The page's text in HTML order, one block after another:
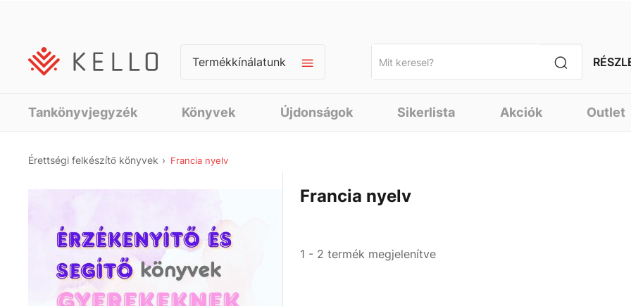
Termékkínálatunk
Tankönyvjegyzék Könyvek Újdonságok Sikerlista Akciók Outlet
Érettségi felkészítő könyvek Francia nyelv
Francia nyelv
1 - 2 termék megjelenítve